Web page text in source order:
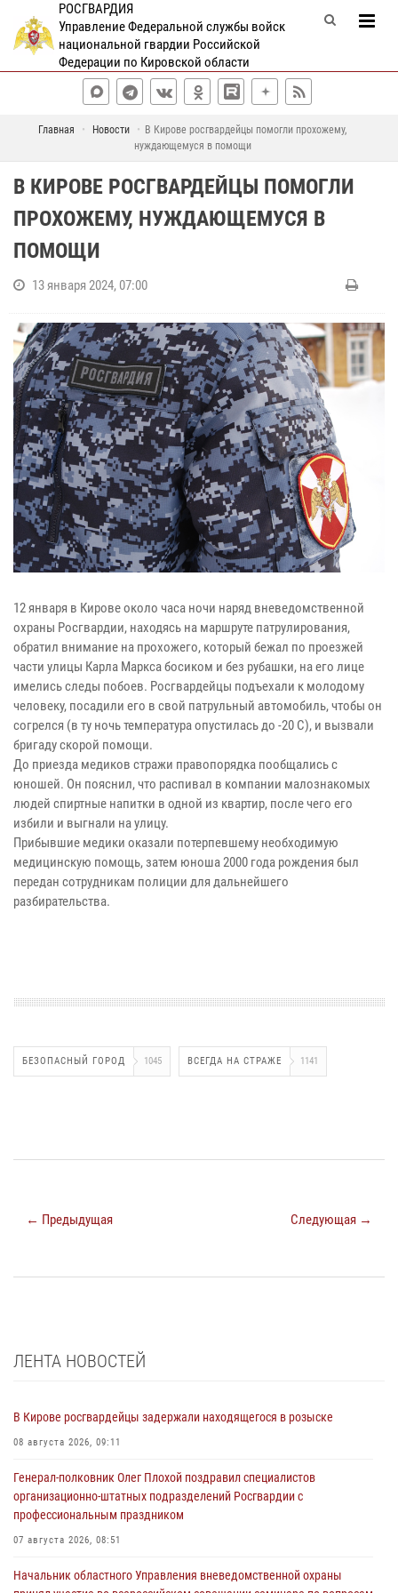
РОСГВАРДИЯ
Управление Федеральной службы войск
национальной гвардии Российской
Федерации по Кировской области
Главная Новости
В Кирове росгвардейцы помогли прохожему,
нуждающемуся в помощи
В КИРОВЕ РОСГВАРДЕЙЦЫ ПОМОГЛИ
ПРОХОЖЕМУ, НУЖДАЮЩЕМУСЯ В
ПОМОЩИ
13 января 2024, 07:00
12 января в Кирове около часа ночи наряд вневедомственной
охраны Росгвардии, находясь на маршруте патрулирования,
обратил внимание на прохожего, который бежал по проезжей
части улицы Карла Маркса босиком и без рубашки, на его лице
имелись следы побоев. Росгвардейцы подъехали к молодому
человеку, посадили его в свой патрульный автомобиль, чтобы он
согрелся (в ту ночь температура опустилась до -20 С), и вызвали
бригаду скорой помощи.
До приезда медиков стражи правопорядка пообщались с
юношей. Он пояснил, что распивал в компании малознакомых
людей спиртные напитки в одной из квартир, после чего его
избили и выгнали на улицу.
Прибывшие медики оказали потерпевшему необходимую
медицинскую помощь, затем юноша 2000 года рождения был
передан сотрудникам полиции для дальнейшего
разбирательства.
БЕЗОПАСНЫЙ ГОРОД 1045 ВСЕГДА НА СТРАЖЕ 1141
← Предыдущая Следующая →
ЛЕНТА НОВОСТЕЙ
В Кирове росгвардейцы задержали находящегося в розыске
08 августа 2026, 09:11
Генерал-полковник Олег Плохой поздравил специалистов
организационно-штатных подразделений Росгвардии с
профессиональным праздником
07 августа 2026, 08:51
Начальник областного Управления вневедомственной охраны